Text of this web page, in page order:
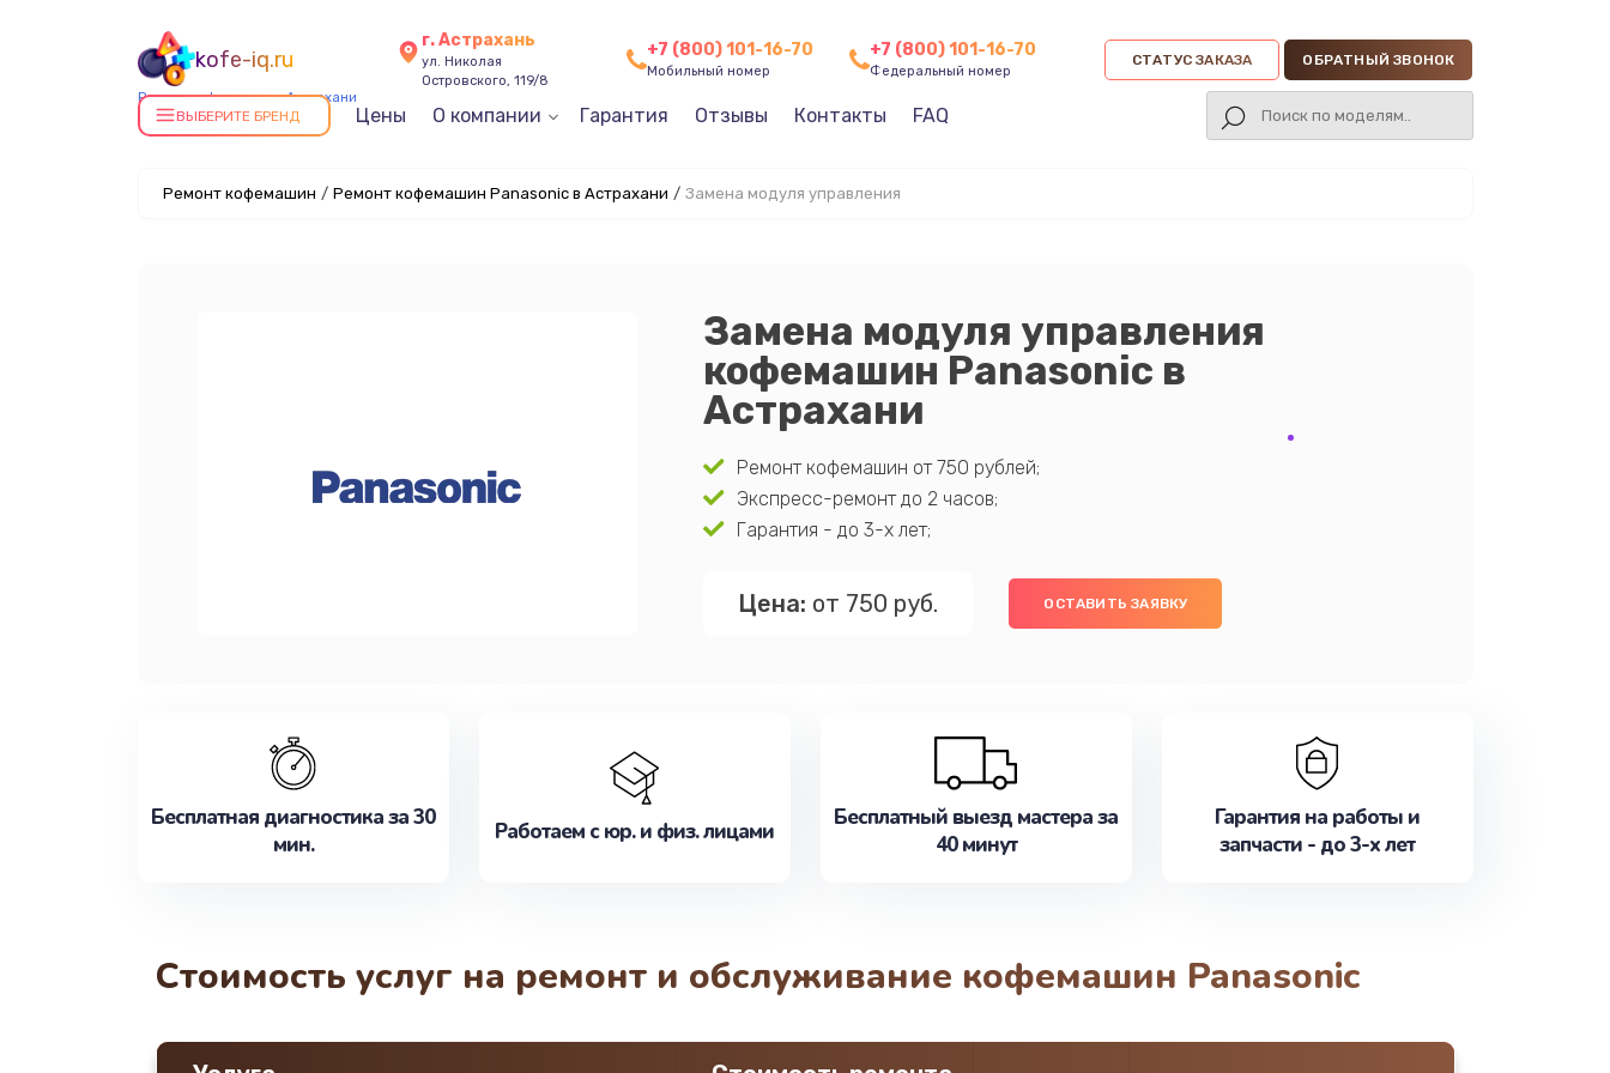
kofe-iq.ru
Ремонт кофемашин в Астрахани
г. Астрахань
ул. Николая
Островского, 119/8
+7 (800) 101-16-70
Мобильный номер
+7 (800) 101-16-70
Федеральный номер
СТАТУС ЗАКАЗА ОБРАТНЫЙ ЗВОНОК
ВЫБЕРИТЕ БРЕНД Цены О компании Гарантия Отзывы Контакты FAQ
Ремонт кофемашин / Ремонт кофемашин Panasonic в Астрахани / Замена модуля управления
Замена модуля управления
кофемашин Panasonic в
Астрахани
Ремонт кофемашин от 750 рублей;
Экспресс-ремонт до 2 часов;
Гарантия - до 3-х лет;
Цена: от 750 руб. ОСТАВИТЬ ЗАЯВКУ
Бесплатная диагностика за 30
мин.
Работаем с юр. и физ. лицами
Бесплатный выезд мастера за
40 минут
Гарантия на работы и
запчасти - до 3-х лет
Стоимость услуг на ремонт и обслуживание кофемашин Panasonic